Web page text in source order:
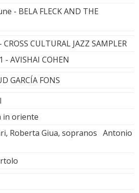
- BELA FLECK AND THE
CULTURAL JAZZ SAMPLER
- AVISHAI COHEN
GARCÍA FONS
in oriente
Roberta Giua, sopranos Antonio